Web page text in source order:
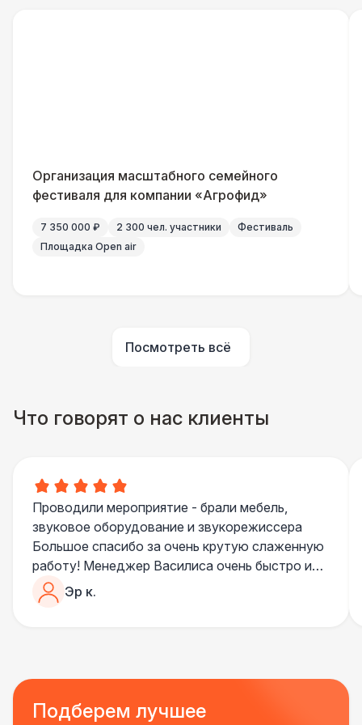
Организация масштабного семейного
фестиваля для компании «Агрофид»
7 350 000 ₽ 2 300 чел. участники
Фестиваль
Площадка Open air
Посмотреть всё
Что говорят о нас клиенты
Проводили мероприятие - брали мебель,
звуковое оборудование и звукорежиссера
Большое спасибо за очень крутую слаженную
работу! Менеджер Василиса очень быстро и
качественно обрабатывала все запросы,
пошла навстречу во многих моментах
Все приехало вовремя, в хорошем состоянии.
Ребята сами все поставили, посоветовали как
лучше расположить и аккуратно сложили
Эр к.
Подберем лучшее